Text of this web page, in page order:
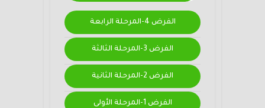
الفرض 4-المرحلة الرابعة
الفرض 3-المرحلة الثالثة
الفرض 2-المرحلة الثانية
الفرض 1-المرحلة الأولى